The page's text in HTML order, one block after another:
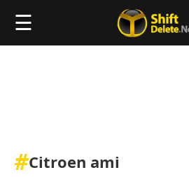
☰
#Citroen ami